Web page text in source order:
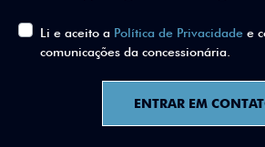
Li e aceito a Política de Privacidade e
comunicações da concessionária.
ENTRAR EM